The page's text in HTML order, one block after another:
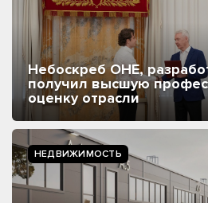
Небоскреб ОНЕ,
получил высшую
оценку отрасли
НЕДВИЖИМОСТЬ